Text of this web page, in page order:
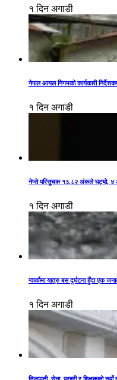
१ दिन अगाडी
नेपाल आयल निगमको कार्यकारी
१ दिन अगाडी
नेप्से परिसूचक १३.८२ अंकले घट्यो, ४
१ दिन अगाडी
ग्वार्कोमा यात्रु बस दुर्घटना हुँदा एक
१ दिन अगाडी